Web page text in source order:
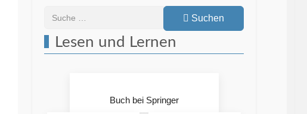
Suchen
Suchen
Lesen und Lernen
Buch bei Springer